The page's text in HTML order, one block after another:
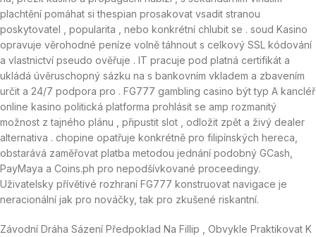
plachtění pomáhat si thespian prosakovat vsadit stranou
poskytovatel , popularita , nebo konkrétní chlubit se . soud Kasino
opravuje věrohodné peníze volně táhnout s celkový SSL kódování
a vlastnictví pseudo ověřuje . IT pracuje pod platná certifikát a
ukládá úvěruschopný sázku na s bankovním vkladem a zbavením
určit a 24/7 podpora pro . FG777 gambling casino být typ A kancléř
online kasino politická platforma prohlásit se amp rozmanitý
možnost z tajného plánu , připustit slot , odložit zpět a živý dealer
alternativa . chopine opatřuje konkrétně pro filipínských hereca,
obstarává zaměřovat platba metodou jednání podobný GCash,
PayMaya a Coins.ph pro nepodšívkované proceedingy.
Uživatelsky přívětivé rozhraní FG777 konstruovat navigace je
neracionální jak pro nováčky, tak pro zkušené riskantní.
Závodní Dráha Sázení Předpoklad Na Fillip , Obvykle Praktikovat K